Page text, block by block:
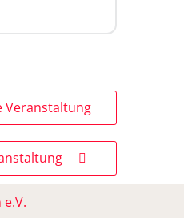
Veranstaltung